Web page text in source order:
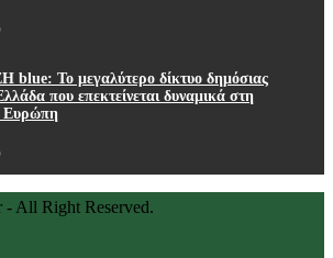
blue: Το μεγαλύτερο δίκτυο δημόσιας
που επεκτείνεται δυναμικά στη
Ευρώπη
- All Right Reserved.